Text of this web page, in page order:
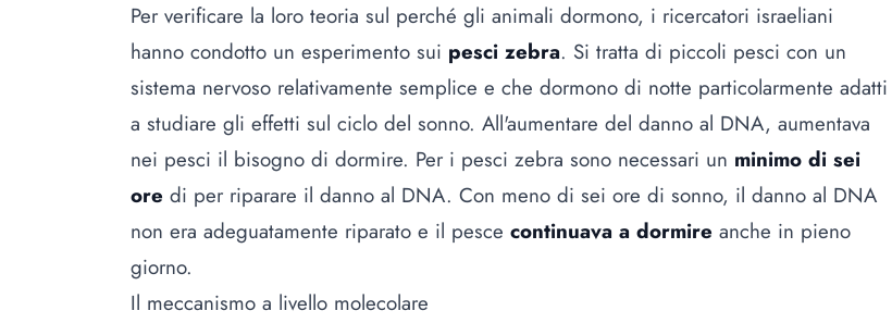
Per verificare la loro teoria sul perché gli animali dormono, i ricercatori israeliani
hanno condotto un esperimento sui pesci zebra. Si tratta di piccoli pesci con un
sistema nervoso relativamente semplice e che dormono di notte particolarmente adatti
a studiare gli effetti sul ciclo del sonno. All'aumentare del danno al DNA, aumentava
nei pesci il bisogno di dormire. Per i pesci zebra sono necessari un minimo di sei
ore di per riparare il danno al DNA. Con meno di sei ore di sonno, il danno al DNA
non era adeguatamente riparato e il pesce continuava a dormire anche in pieno
giorno.
Il meccanismo a livello molecolare